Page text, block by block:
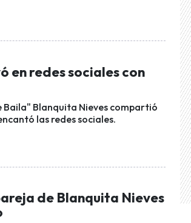
en redes sociales con
Blanquita Nieves compartió
las redes sociales.
de Blanquita Nieves